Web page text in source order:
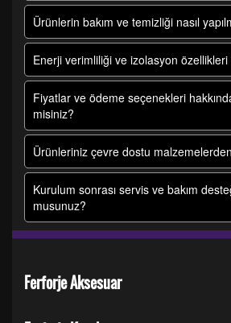
Ürünlerin bakım ve temizliği nasıl
Enerji verimliliği ve izolasyon
Fiyatlar ve ödeme seçenekleri
misiniz?
Ürünleriniz çevre dostu
Kurulum sonrası servis ve bakım
musunuz?
Ferforje Aksesuar